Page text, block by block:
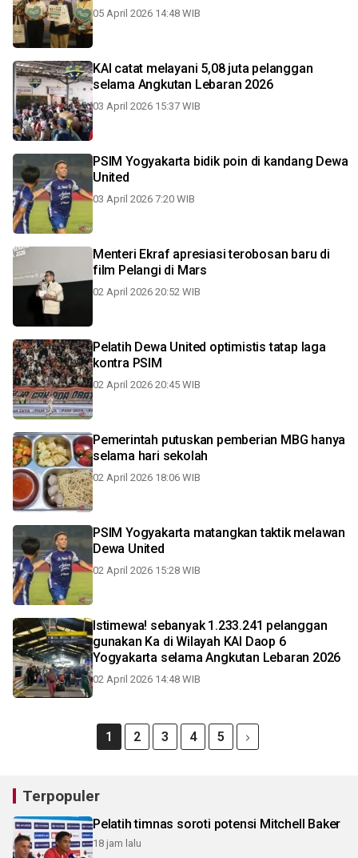
05 April 2026 14:48 WIB
KAI catat melayani 5,08 juta pelanggan
selama Angkutan Lebaran 2026
03 April 2026 15:37 WIB
PSIM Yogyakarta bidik poin di kandang Dewa
United
03 April 2026 7:20 WIB
Menteri Ekraf apresiasi terobosan baru di
film Pelangi di Mars
02 April 2026 20:52 WIB
Pelatih Dewa United optimistis tatap laga
kontra PSIM
02 April 2026 20:45 WIB
Pemerintah putuskan pemberian MBG hanya
selama hari sekolah
02 April 2026 18:06 WIB
PSIM Yogyakarta matangkan taktik melawan
Dewa United
02 April 2026 15:28 WIB
Istimewa! sebanyak 1.233.241 pelanggan
gunakan Ka di Wilayah KAI Daop 6
Yogyakarta selama Angkutan Lebaran 2026
02 April 2026 14:48 WIB
1 2 3 4 5
Terpopuler
Pelatih timnas soroti potensi Mitchell Baker
18 jam lalu